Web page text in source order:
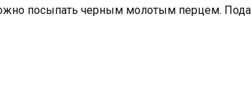
посыпать черным молотым перцем.